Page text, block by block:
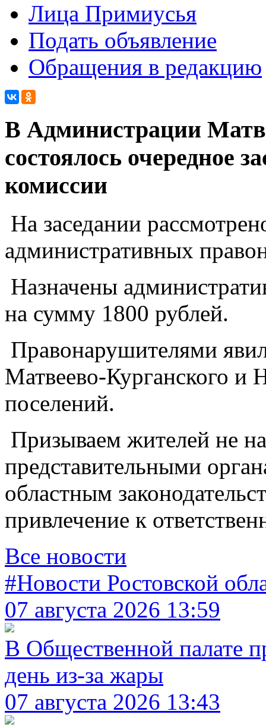
Лица Примиусья
Подать объявление
Обращения в редакцию
В Администрации
состоялось очередное
комиссии
На заседании
административных
Назначены
на сумму 1800 рублей.
Правонарушителями
Матвеево-Курганского и
поселений.
Призываем жителей не
представительными
областным
привлечение к
Все новости
#Новости Ростовской
07 августа 2026 13:59
В Общественной палате
день из-за жары
07 августа 2026 13:43